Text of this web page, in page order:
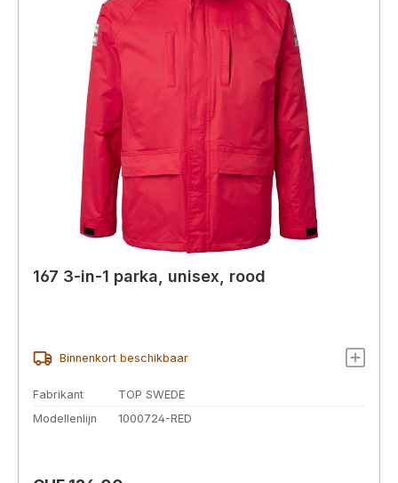
167 3-in-1 parka, unisex, rood
Binnenkort beschikbaar
Fabrikant
TOP SWEDE
Modellenlijn
1000724-RED